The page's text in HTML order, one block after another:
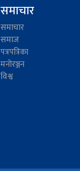
समाचार
समाचार
समाज
पत्रपत्रिका
मनोरञ्जन
विश्व